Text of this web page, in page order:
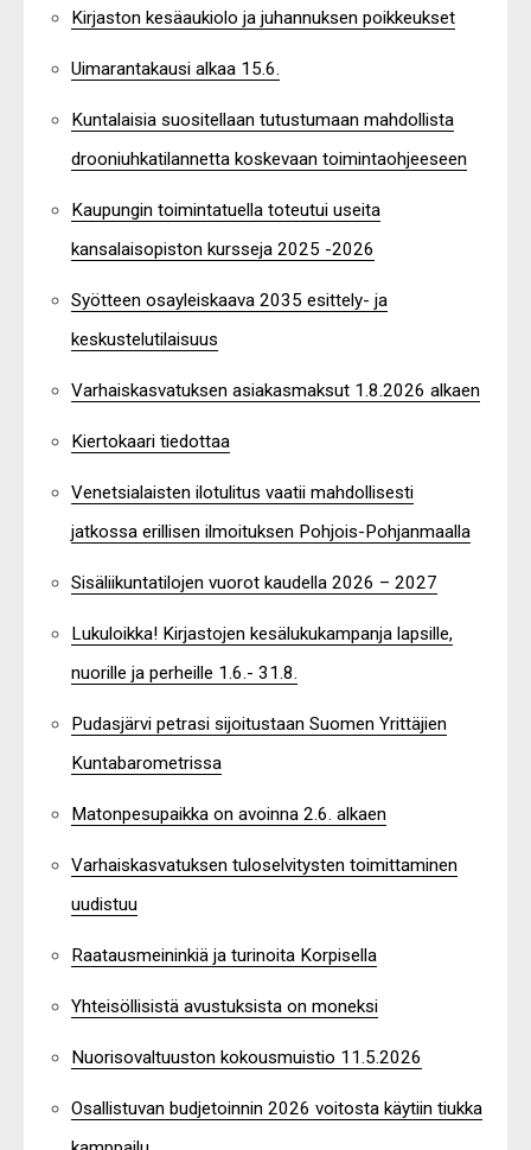
Kirjaston kesäaukiolo ja juhannuksen poikkeukset
Uimarantakausi alkaa 15.6.
Kuntalaisia suositellaan tutustumaan mahdollista
drooniuhkatilannetta koskevaan toimintaohjeeseen
Kaupungin toimintatuella toteutui useita
kansalaisopiston kursseja 2025 -2026
Syötteen osayleiskaava 2035 esittely- ja
keskustelutilaisuus
Varhaiskasvatuksen asiakasmaksut 1.8.2026 alkaen
Kiertokaari tiedottaa
Venetsialaisten ilotulitus vaatii mahdollisesti
jatkossa erillisen ilmoituksen Pohjois-Pohjanmaalla
Sisäliikuntatilojen vuorot kaudella 2026 – 2027
Lukuloikka! Kirjastojen kesälukukampanja lapsille,
nuorille ja perheille 1.6.- 31.8.
Pudasjärvi petrasi sijoitustaan Suomen Yrittäjien
Kuntabarometrissa
Matonpesupaikka on avoinna 2.6. alkaen
Varhaiskasvatuksen tuloselvitysten toimittaminen
uudistuu
Raatausmeininkiä ja turinoita Korpisella
Yhteisöllisistä avustuksista on moneksi
Nuorisovaltuuston kokousmuistio 11.5.2026
Osallistuvan budjetoinnin 2026 voitosta käytiin tiukka